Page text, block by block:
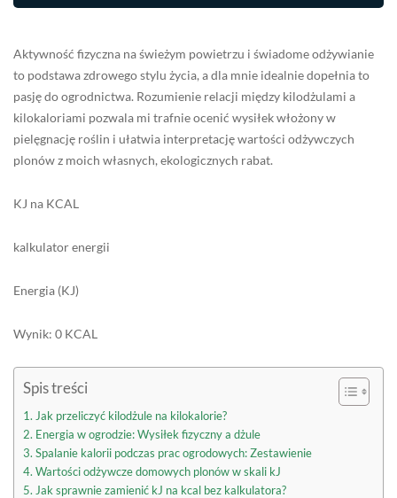
Aktywność fizyczna na świeżym powietrzu i świadome odżywianie
to podstawa zdrowego stylu życia, a dla mnie idealnie dopełnia to
pasję do ogrodnictwa. Rozumienie relacji między kilodżulami a
kilokaloriami pozwala mi trafnie ocenić wysiłek włożony w
pielęgnację roślin i ułatwia interpretację wartości odżywczych
plonów z moich własnych, ekologicznych rabat.
KJ na KCAL
kalkulator energii
Energia (KJ)
Wynik: 0 KCAL
Spis treści
Jak przeliczyć kilodżule na kilokalorie?
Energia w ogrodzie: Wysiłek fizyczny a dżule
Spalanie kalorii podczas prac ogrodowych: Zestawienie
Wartości odżywcze domowych plonów w skali kJ
Jak sprawnie zamienić kJ na kcal bez kalkulatora?